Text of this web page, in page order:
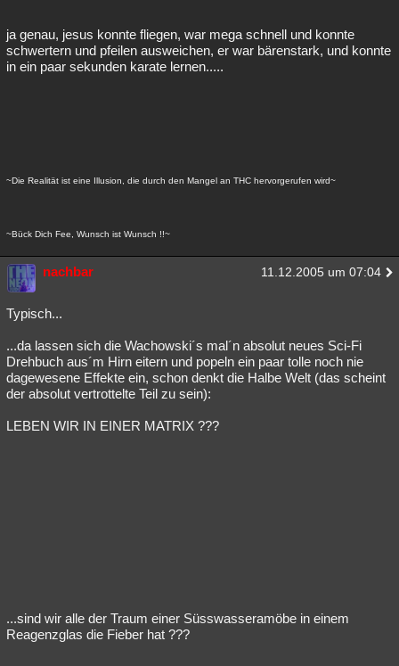
ja genau, jesus konnte fliegen, war mega schnell und konnte
schwertern und pfeilen ausweichen, er war bärenstark, und konnte
in ein paar sekunden karate lernen.....
~Die Realität ist eine Illusion, die durch den Mangel an THC hervorgerufen wird~
~Bück Dich Fee, Wunsch ist Wunsch !!~
nachbar 11.12.2005 um 07:04
Typisch...
...da lassen sich die Wachowski´s mal´n absolut neues Sci-Fi
Drehbuch aus´m Hirn eitern und popeln ein paar tolle noch nie
dagewesene Effekte ein, schon denkt die Halbe Welt (das scheint
der absolut vertrottelte Teil zu sein):
LEBEN WIR IN EINER MATRIX ???
...sind wir alle der Traum einer Süsswasseramöbe in einem
Reagenzglas die Fieber hat ???